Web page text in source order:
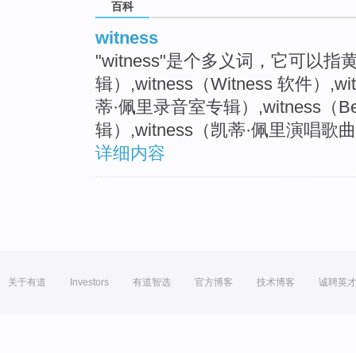
百科
witness
"witness"是个多义词，它可以指
辑）,witness（Witness 软件）
蒂·佩里录音室专辑）,witness（
辑）,witness（凯蒂·佩里演唱歌
详细内容
关于有道 Investors 有道智选 官方博客 技术博客 诚聘英才